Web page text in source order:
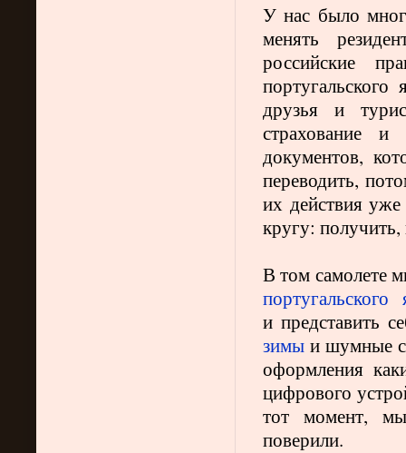
У нас было
менять
российские
друзья и
страхование
документов,
переводить,
их действия уже
кругу: получить,
В том самолете
португальского
и представить
зимы и шумные
оформления
цифрового
тот момент,
поверили.